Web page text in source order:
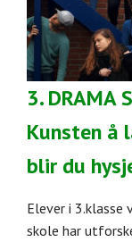
3. DRAMA
Kunsten å
blir du
Elever i 3.klasse
skole har